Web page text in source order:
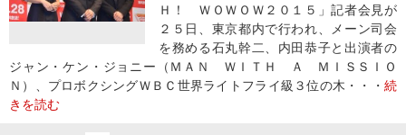
Ｈ！ ＷＯＷＯＷ２０１５」記者会見が
２５日、東京都内で行われ、メーン司会
を務める石丸幹二、内田恭子と出演者の
ジャン・ケン・ジョニー（ＭＡＮ ＷＩＴＨ Ａ ＭＩＳＳＩＯ
Ｎ）、プロボクシングＷＢＣ世界ライトフライ級３位の木・・・ 続
きを読む